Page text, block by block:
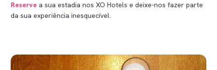
Reserve a sua estadia nos XO Hotels e deixe-nos fazer parte
da sua experiência inesquecível.